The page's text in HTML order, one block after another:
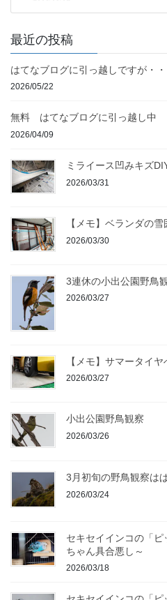
最近の投稿
はてなブログに引っ越しですが・・
2026/05/22
無料 はてなブログに引っ越し中
2026/04/09
ミライース凹みキズ
2026/03/31
【メモ】ベランダの
2026/03/30
3連休の小出公園野鳥
2026/03/27
【メモ】サマータイ
2026/03/27
小出公園野鳥観察
2026/03/26
3月初旬の野鳥観察は
2026/03/24
セキセイインコの「
ちゃん具合悪し～
2026/03/18